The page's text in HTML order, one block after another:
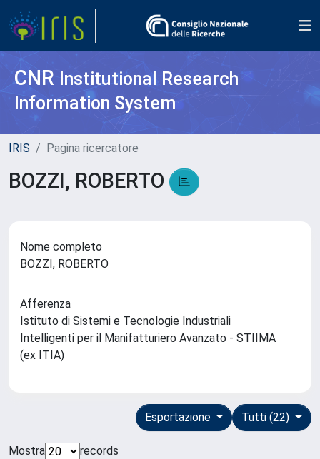
CNR Institutional Research
Information System
IRIS Pagina ricercatore
BOZZI, ROBERTO
Nome completo
BOZZI, ROBERTO
Afferenza
Istituto di Sistemi e Tecnologie Industriali
Intelligenti per il Manifatturiero Avanzato - STIIMA
(ex ITIA)
Tutti (22)
Esportazione
Mostra
records